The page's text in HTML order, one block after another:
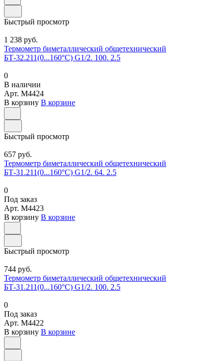
Быстрый просмотр
1 238 руб.
Термометр биметаллический общетехнический
БТ-32.211(0...160°С) G1/2. 100. 2.5
0
В наличии
Арт. M4424
В корзину В корзине
Быстрый просмотр
657 руб.
Термометр биметаллический общетехнический
БТ-31.211(0...160°С) G1/2. 64. 2.5
0
Под заказ
Арт. M4423
В корзину В корзине
Быстрый просмотр
744 руб.
Термометр биметаллический общетехнический
БТ-31.211(0...160°С) G1/2. 100. 2.5
0
Под заказ
Арт. M4422
В корзину В корзине